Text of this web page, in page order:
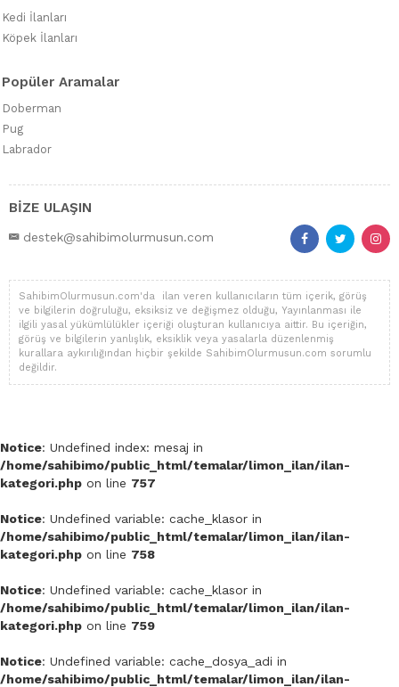
Kedi İlanları
Köpek İlanları
Popüler Aramalar
Doberman
Pug
Labrador
BİZE ULAŞIN
destek@sahibimolurmusun.com
SahibimOlurmusun.com'da ilan veren kullanıcıların tüm içerik, görüş
ve bilgilerin doğruluğu, eksiksiz ve değişmez olduğu, Yayınlanması ile
ilgili yasal yükümlülükler içeriği oluşturan kullanıcıya aittir. Bu içeriğin,
görüş ve bilgilerin yanlışlık, eksiklik veya yasalarla düzenlenmiş
kurallara aykırılığından hiçbir şekilde SahibimOlurmusun.com sorumlu
değildir.
Notice: Undefined index: mesaj in
/home/sahibimo/public_html/temalar/limon_ilan/ilan-
kategori.php on line 757
Notice: Undefined variable: cache_klasor in
/home/sahibimo/public_html/temalar/limon_ilan/ilan-
kategori.php on line 758
Notice: Undefined variable: cache_klasor in
/home/sahibimo/public_html/temalar/limon_ilan/ilan-
kategori.php on line 759
Notice: Undefined variable: cache_dosya_adi in
/home/sahibimo/public_html/temalar/limon_ilan/ilan-